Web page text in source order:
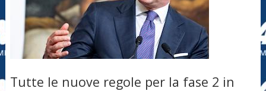
Tutte le nuove regole per la fase 2 in